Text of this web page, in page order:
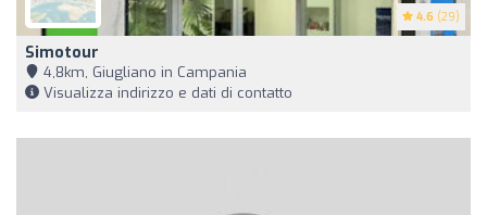
4.6 (29)
Simotour
4,8km, Giugliano in Campania
Visualizza indirizzo e dati di contatto